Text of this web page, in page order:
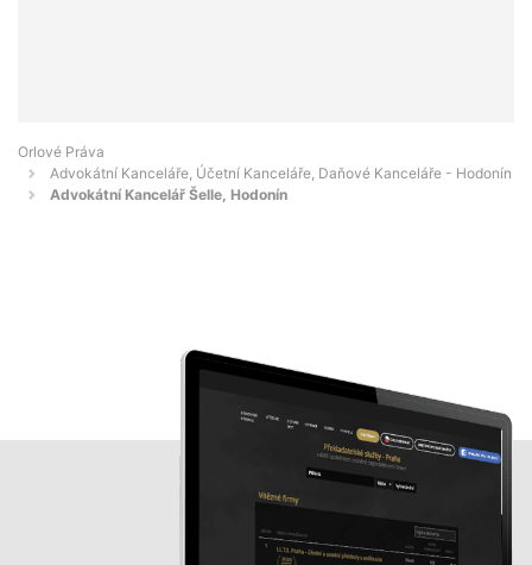
Orlové Práva
Advokátní Kanceláře, Účetní Kanceláře, Daňové Kanceláře - Hodonín
Advokátní Kancelář Šelle, Hodonín